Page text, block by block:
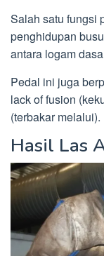
Salah satu fungsi
penghidupan
antara logam
Pedal ini juga
lack of fusion
(terbakar melalui).
Hasil Las